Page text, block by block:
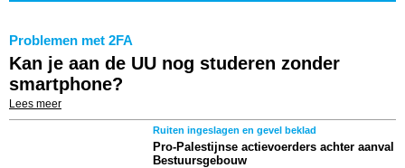
Problemen met 2FA
Kan je aan de UU nog studeren zonder
smartphone?
Lees meer
Ruiten ingeslagen en gevel beklad
Pro-Palestijnse actievoerders achter aanval
Bestuursgebouw